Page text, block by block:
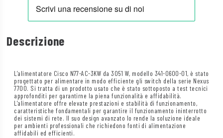
Descrizione
L’alimentatore Cisco N77-AC-3KW da 3051 W, modello 341-0600-01, è stato
progettato per alimentare in modo efficiente gli switch della serie Nexus
7700. Si tratta di un prodotto usato che è stato sottoposto a test tecnici
approfonditi per garantirne la piena funzionalità e affidabilità.
L’alimentatore offre elevate prestazioni e stabilità di funzionamento,
caratteristiche fondamentali per garantire il funzionamento ininterrotto
dei sistemi di rete. Il suo design avanzato lo rende la soluzione ideale
per ambienti professionali che richiedono fonti di alimentazione
affidabili ed efficienti.